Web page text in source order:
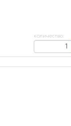
количество: